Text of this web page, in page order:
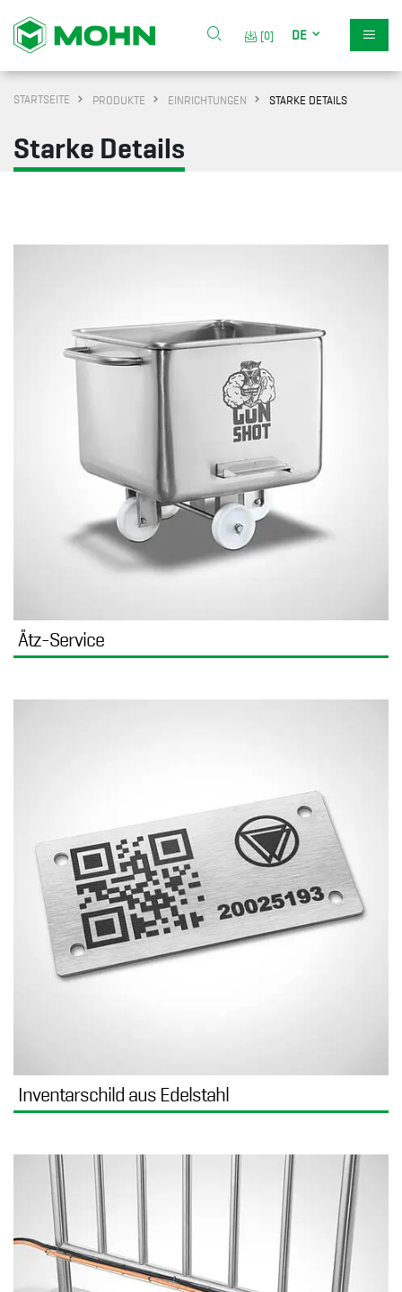
[0] DE
STARTSEITE PRODUKTE EINRICHTUNGEN STARKE DETAILS
Starke Details
Ätz-Service
Inventarschild aus Edelstahl